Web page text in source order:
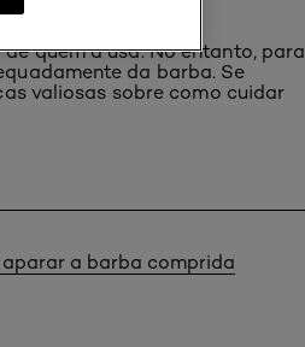
quem a usa. No entanto, para
da barba. Se
valiosas sobre como cuidar
a barba comprida